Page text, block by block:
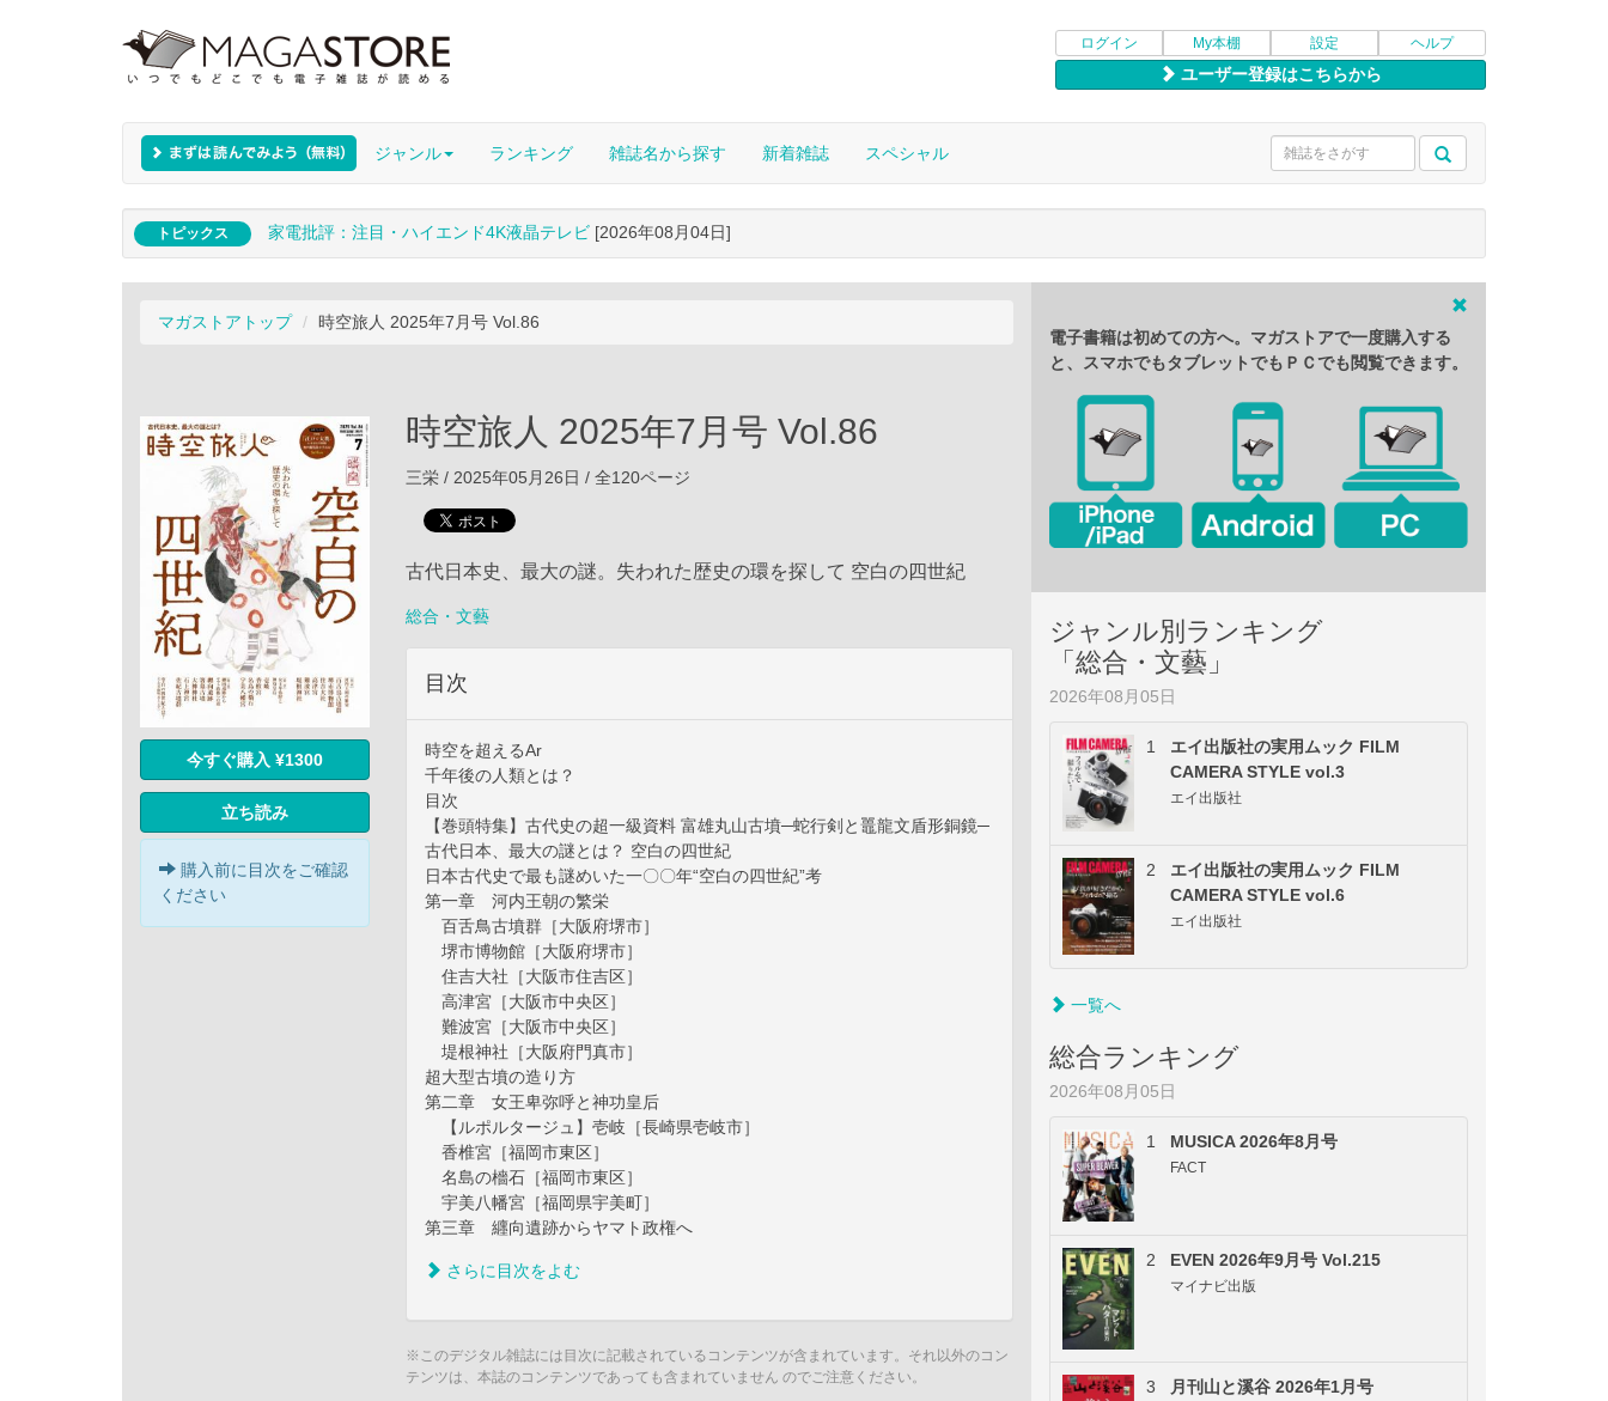
ログイン My本棚 設定 ヘルプ
ユーザー登録はこちらから
ジャンル ランキング 雑誌名から探す 新着雑誌 スペシャル
トピックス 家電批評：注目・ハイエンド4K液晶テレビ [2026年08月04日]
マガストアトップ 時空旅人 2025年7月号 Vol.86
今すぐ購入 ¥1300
立ち読み
購入前に目次をご確認
ください
時空旅人 2025年7月号 Vol.86
三栄 / 2025年05月26日 / 全120ページ
古代日本史、最大の謎。失われた歴史の環を探して 空白の四世紀
総合・文藝
目次
時空を超えるAr
千年後の人類とは？
目次
【巻頭特集】古代史の超一級資料 富雄丸山古墳─蛇行剣と鼉龍文盾形銅鏡─
古代日本、最大の謎とは？ 空白の四世紀
日本古代史で最も謎めいた一〇〇年“空白の四世紀”考
第一章 河内王朝の繁栄
百舌鳥古墳群［大阪府堺市］
堺市博物館［大阪府堺市］
住吉大社［大阪市住吉区］
高津宮［大阪市中央区］
難波宮［大阪市中央区］
堤根神社［大阪府門真市］
超大型古墳の造り方
第二章 女王卑弥呼と神功皇后
【ルポルタージュ】壱岐［長崎県壱岐市］
香椎宮［福岡市東区］
名島の檣石［福岡市東区］
宇美八幡宮［福岡県宇美町］
第三章 纒向遺跡からヤマト政権へ
さらに目次をよむ
※このデジタル雑誌には目次に記載されているコンテンツが含まれています。それ以外のコン
テンツは、本誌のコンテンツであっても含まれていません のでご注意ください。
電子書籍は初めての方へ。マガストアで一度購入する
と、スマホでもタブレットでもＰＣでも閲覧できます。
ジャンル別ランキング
「総合・文藝」
2026年08月05日
1
エイ出版社の実用ムック FILM
CAMERA STYLE vol.3
エイ出版社
2
エイ出版社の実用ムック FILM
CAMERA STYLE vol.6
エイ出版社
一覧へ
総合ランキング
2026年08月05日
1 MUSICA 2026年8月号
FACT
2 EVEN 2026年9月号 Vol.215
マイナビ出版
3 月刊山と溪谷 2026年1月号